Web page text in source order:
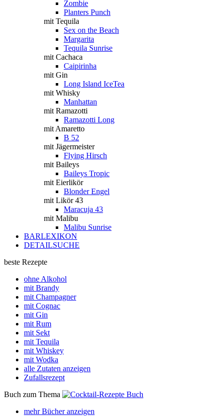
Zombie
Planters Punch
mit Tequila
Sex on the Beach
Margarita
Tequila Sunrise
mit Cachaca
Caipirinha
mit Gin
Long Island IceTea
mit Whisky
Manhattan
mit Ramazotti
Ramazotti Long
mit Amaretto
B 52
mit Jägermeister
Flying Hirsch
mit Baileys
Baileys Tropic
mit Eierlikör
Blonder Engel
mit Likör 43
Maracuja 43
mit Malibu
Malibu Sunrise
BARLEXIKON
DETAILSUCHE
beste Rezepte
ohne Alkohol
mit Brandy
mit Champagner
mit Cognac
mit Gin
mit Rum
mit Sekt
mit Tequila
mit Whiskey
mit Wodka
alle Zutaten anzeigen
Zufallsrezept
Buch zum Thema
mehr Bücher anzeigen